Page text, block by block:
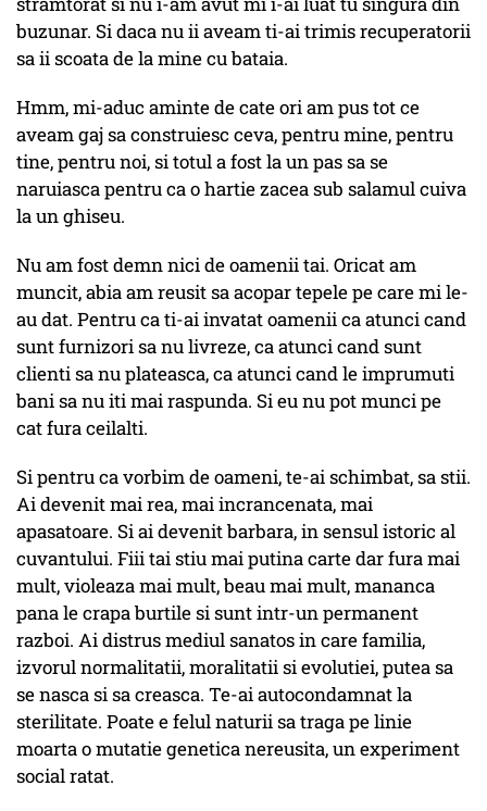
buzunar. Si daca nu ii aveam ti-ai trimis recuperatorii
sa ii scoata de la mine cu bataia.
Hmm, mi-aduc aminte de cate ori am pus tot ce
aveam gaj sa construiesc ceva, pentru mine, pentru
tine, pentru noi, si totul a fost la un pas sa se
naruiasca pentru ca o hartie zacea sub salamul cuiva
la un ghiseu.
Nu am fost demn nici de oamenii tai. Oricat am
muncit, abia am reusit sa acopar tepele pe care mi le-
au dat. Pentru ca ti-ai invatat oamenii ca atunci cand
sunt furnizori sa nu livreze, ca atunci cand sunt
clienti sa nu plateasca, ca atunci cand le imprumuti
bani sa nu iti mai raspunda. Si eu nu pot munci pe
cat fura ceilalti.
Si pentru ca vorbim de oameni, te-ai schimbat, sa stii.
Ai devenit mai rea, mai incrancenata, mai
apasatoare. Si ai devenit barbara, in sensul istoric al
cuvantului. Fiii tai stiu mai putina carte dar fura mai
mult, violeaza mai mult, beau mai mult, mananca
pana le crapa burtile si sunt intr-un permanent
razboi. Ai distrus mediul sanatos in care familia,
izvorul normalitatii, moralitatii si evolutiei, putea sa
se nasca si sa creasca. Te-ai autocondamnat la
sterilitate. Poate e felul naturii sa traga pe linie
moarta o mutatie genetica nereusita, un experiment
social ratat.